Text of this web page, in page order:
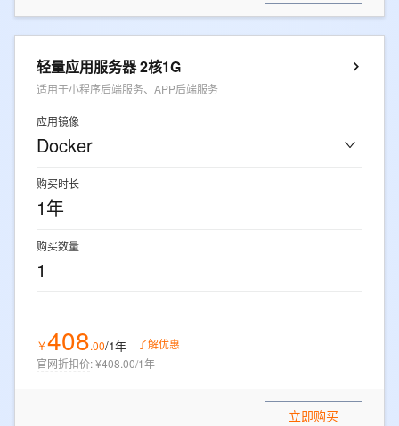
轻量应用服务器 2核1G
适用于小程序后端服务、APP后端服务
应用镜像
Docker
购买时长
1年
购买数量
1
￥408.00/1年
了解优惠
官网折扣价:¥408.00/1年
立即购买